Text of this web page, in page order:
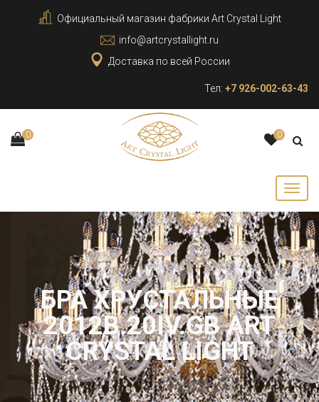
Официальный магазин фабрики Art Crystal Light
info@artcrystallight.ru
Доставка по всей России
Тел: +7 926-002-63-43
0 0
БРА ХРУСТАЛЬНЫЕ
2012B.20IV.GB ART
CRYSTAL LIGHT